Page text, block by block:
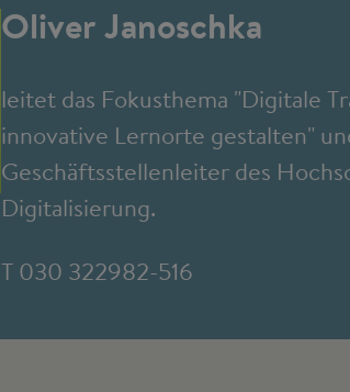
Oliver Janoschka
leitet das Fokusthema "Digitale
innovative Lernorte gestalten"
Geschäftsstellenleiter des
Digitalisierung.
T 030 322982-516